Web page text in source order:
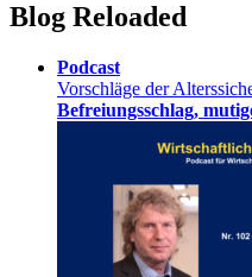
Blog Reloaded
Podcast
Vorschläge der
Befreiungsschlag,